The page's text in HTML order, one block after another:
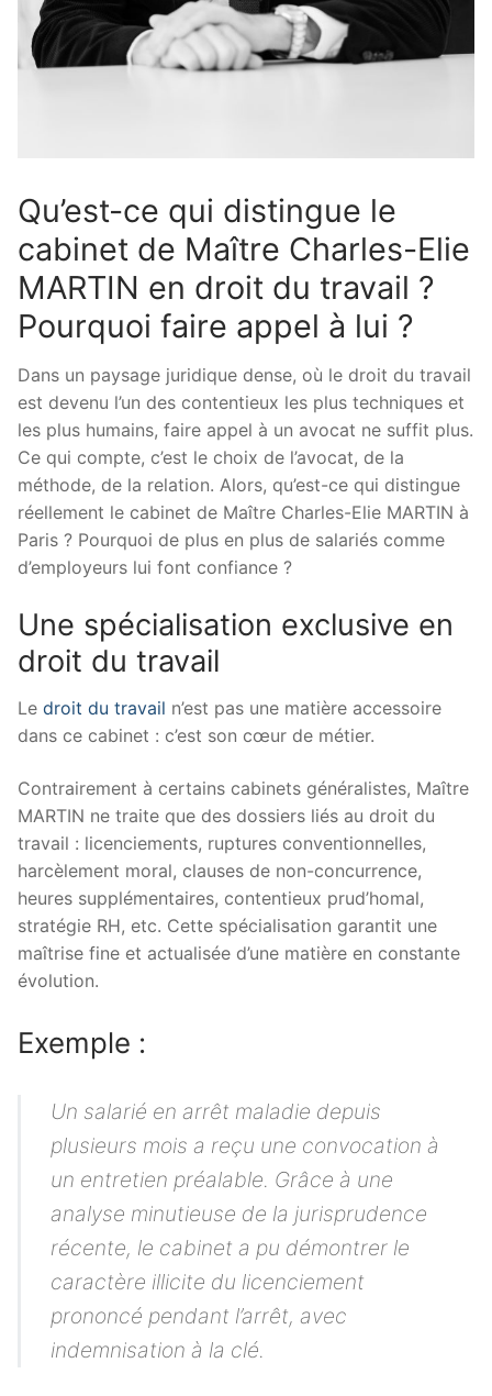
Qu’est-ce qui distingue le
cabinet de Maître Charles-Elie
MARTIN en droit du travail ?
Pourquoi faire appel à lui ?
Dans un paysage juridique dense, où le droit du travail
est devenu l’un des contentieux les plus techniques et
les plus humains, faire appel à un avocat ne suffit plus.
Ce qui compte, c’est le choix de l’avocat, de la
méthode, de la relation. Alors, qu’est-ce qui distingue
réellement le cabinet de Maître Charles-Elie MARTIN à
Paris ? Pourquoi de plus en plus de salariés comme
d’employeurs lui font confiance ?
Une spécialisation exclusive en
droit du travail
Le droit du travail n’est pas une matière accessoire
dans ce cabinet : c’est son cœur de métier.
Contrairement à certains cabinets généralistes, Maître
MARTIN ne traite que des dossiers liés au droit du
travail : licenciements, ruptures conventionnelles,
harcèlement moral, clauses de non-concurrence,
heures supplémentaires, contentieux prud’homal,
stratégie RH, etc. Cette spécialisation garantit une
maîtrise fine et actualisée d’une matière en constante
évolution.
Exemple :
Un salarié en arrêt maladie depuis
plusieurs mois a reçu une convocation à
un entretien préalable. Grâce à une
analyse minutieuse de la jurisprudence
récente, le cabinet a pu démontrer le
caractère illicite du licenciement
prononcé pendant l’arrêt, avec
indemnisation à la clé.